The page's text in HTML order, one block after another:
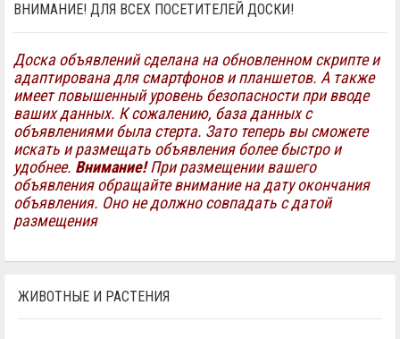
ВНИМАНИЕ! ДЛЯ ВСЕХ ПОСЕТИТЕЛЕЙ ДОСКИ!
Доска объявлений сделана на обновленном скрипте и
адаптирована для смартфонов и планшетов. А также
имеет повышенный уровень безопасности при вводе
ваших данных. К сожалению, база данных с
объявлениями была стерта. Зато теперь вы сможете
искать и размещать объявления более быстро и
удобнее. Внимание!При размещении вашего
объявления обращайте внимание на дату окончания
объявления. Оно не должно совпадать с датой
размещения
ЖИВОТНЫЕ И РАСТЕНИЯ